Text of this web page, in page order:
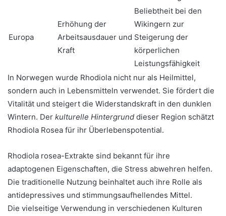
Europa
Erhöhung der
Arbeitsausdauer und
Kraft
Beliebtheit bei den
Wikingern zur
Steigerung der
körperlichen
Leistungsfähigkeit
In Norwegen wurde Rhodiola nicht nur als Heilmittel,
sondern auch in Lebensmitteln verwendet. Sie fördert die
Vitalität und steigert die Widerstandskraft in den dunklen
Wintern. Der kulturelle Hintergrund dieser Region schätzt
Rhodiola Rosea für ihr Überlebenspotential.
Rhodiola rosea-Extrakte sind bekannt für ihre
adaptogenen Eigenschaften, die Stress abwehren helfen.
Die traditionelle Nutzung beinhaltet auch ihre Rolle als
antidepressives und stimmungsaufhellendes Mittel.
Die vielseitige Verwendung in verschiedenen Kulturen